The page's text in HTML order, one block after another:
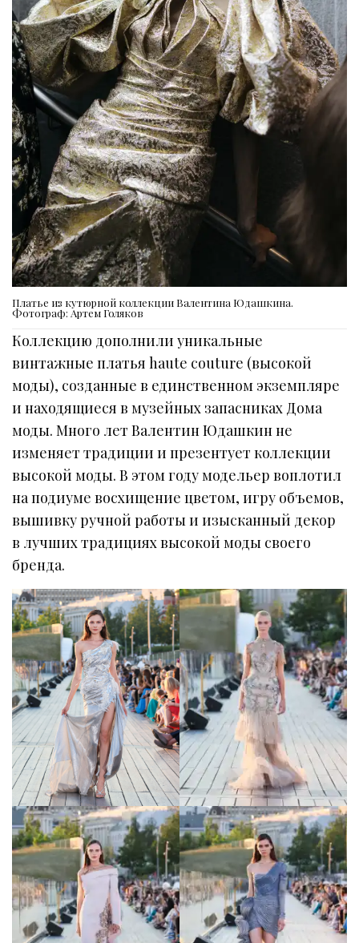
Платье из кутюрной коллекции Валентина Юдашкина.
Фотограф: Артем Голяков
Коллекцию дополнили уникальные
винтажные платья haute couture (высокой
моды), созданные в единственном экземпляре
и находящиеся в музейных запасниках Дома
моды. Много лет Валентин Юдашкин не
изменяет традиции и презентует коллекции
высокой моды. В этом году модельер воплотил
на подиуме восхищение цветом, игру объемов,
вышивку ручной работы и изысканный декор
в лучших традициях высокой моды своего
бренда.